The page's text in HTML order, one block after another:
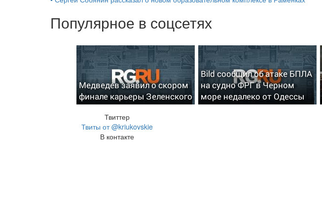
Популярное в соцсетях
Медведев заявил о скором
финале карьеры Зеленского
Bild сообщил об атаке БПЛА
на судно ФРГ в Черном
море недалеко от Одессы
Твиттер
Твиты от @kriukovskie
В контакте